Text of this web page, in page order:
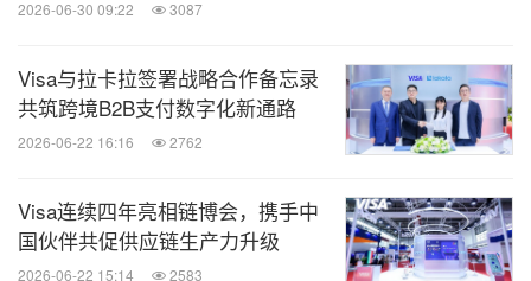
北京体育大学副校长张健致辞
北京体育大学张健副校长表示：“《“冬奥有她”——女
性小微企业赋能课程效果评估报告》的结果令人振
2026-06-30 09:22 3087
Visa与拉卡拉签署战略合作备忘录
共筑跨境B2B支付数字化新通路
2026-06-22 16:16 2762
Visa连续四年亮相链博会，携手中
国伙伴共促供应链生产力升级
2026-06-22 15:14 2583